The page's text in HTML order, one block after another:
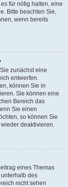
für nötig halten, eine
Bitte beachten Sie,
wenn bereits
zunächst eine
entwerfen.
können Sie in
Sie können eine
Bereich das
Sie einen
so können Sie
deaktivieren.
eines Themas
unterhalb des
nicht sehen